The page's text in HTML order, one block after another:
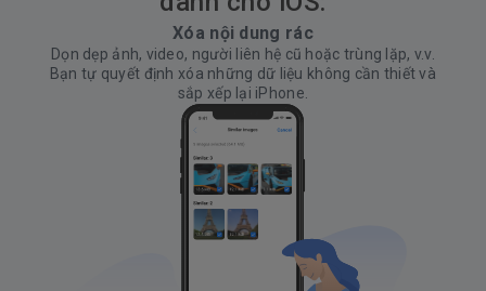
Xóa nội dung rác
Dọn dẹp ảnh, video, người liên hệ cũ hoặc trùng lặp, v.v.
Bạn tự quyết định xóa những dữ liệu không cần thiết và
sắp xếp lại iPhone.